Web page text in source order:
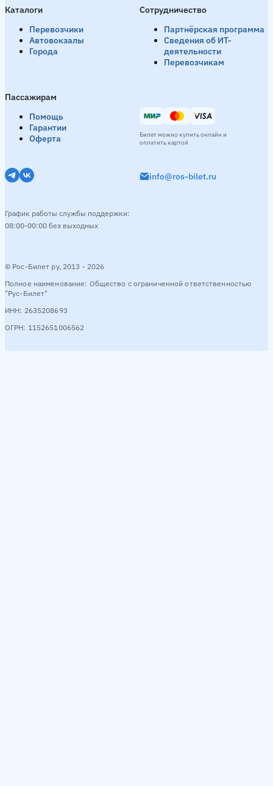
Каталоги
Перевозчики
Автовокзалы
Города
Пассажирам
Помощь
Гарантии
Оферта
Сотрудничество
Партнёрская программа
Сведения об ИТ-
деятельности
Перевозчикам
© Рос-Билет ру, 2013 - 2026
Полное наименование: Общество с ограниченной ответственностью
"Рус-Билет"
ИНН: 2635208693
ОГРН: 1152651006562
info@ros-bilet.ru
График работы службы поддержки:
08:00-00:00 без выходных
Билет можно купить онлайн и
оплатить картой